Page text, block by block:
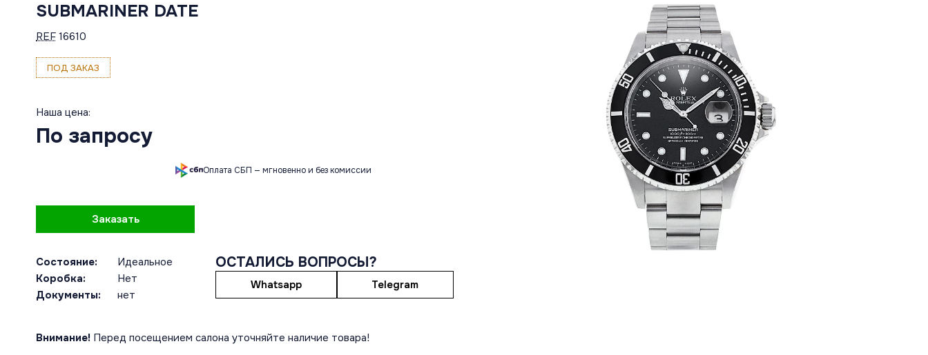
SUBMARINER DATE
REF 16610
ПОД ЗАКАЗ
Наша цена:
По запросу
Оплата СБП — мгновенно и без комиссии
Заказать
Состояние:
Идеальное
Коробка:
Нет
Документы:
нет
ОСТАЛИСЬ ВОПРОСЫ?
Whatsapp Telegram
Внимание! Перед посещением салона уточняйте наличие товара!